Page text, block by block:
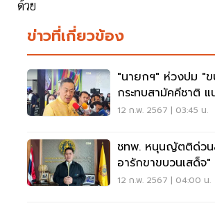
ด้วย
ข่าวที่เกี่ยวข้อง
"นายกฯ" ห่วงปม "ข
กระทบสามัคคีชาติ แ
คุย
12 ก.พ. 2567 | 03:45 น.
ชทพ. หนุนญัตติด่วน
อารักขาขบวนเสด็จ"
12 ก.พ. 2567 | 04:00 น.